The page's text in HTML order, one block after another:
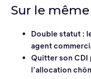
Sur le
Double statut :
agent
Quitter son CDI
l’allocation